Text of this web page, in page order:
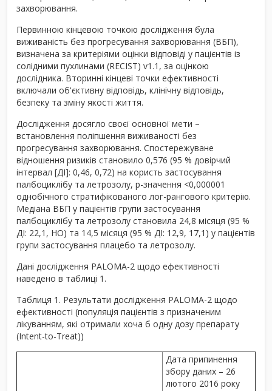
захворювання.
Первинною кінцевою точкою дослідження була
виживаність без прогресування захворювання (ВБП),
визначена за критеріями оцінки відповіді у пацієнтів із
солідними пухлинами (RECIST) v1.1, за оцінкою
дослідника. Вторинні кінцеві точки ефективності
включали об'єктивну відповідь, клінічну відповідь,
безпеку та зміну якості життя.
Дослідження досягло своєї основної мети –
встановлення поліпшення виживаності без
прогресування захворювання. Спостережуване
відношення ризиків становило 0,576 (95 % довірчий
інтервал [ДІ]: 0,46, 0,72) на користь застосування
палбоциклібу та летрозолу, р-значення <0,000001
однобічного стратифікованого лог-рангового критерію.
Медіана ВБП у пацієнтів групи застосування
палбоциклібу та летрозолу становила 24,8 місяця (95 %
ДІ: 22,1, НО) та 14,5 місяця (95 % ДІ: 12,9, 17,1) у пацієнтів
групи застосування плацебо та летрозолу.
Дані дослідження PALOMA-2 щодо ефективності
наведено в таблиці 1.
Таблиця 1. Результати дослідження PALOMA-2 щодо
ефективності (популяція пацієнтів з призначеним
лікуванням, які отримали хоча б одну дозу препарату
(Intent-to-Treat))
Дата припинення
збору даних – 26
лютого 2016 року